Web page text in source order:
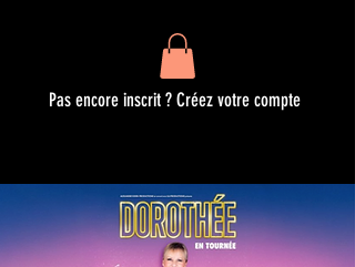
Pas encore inscrit ? Créez votre compte